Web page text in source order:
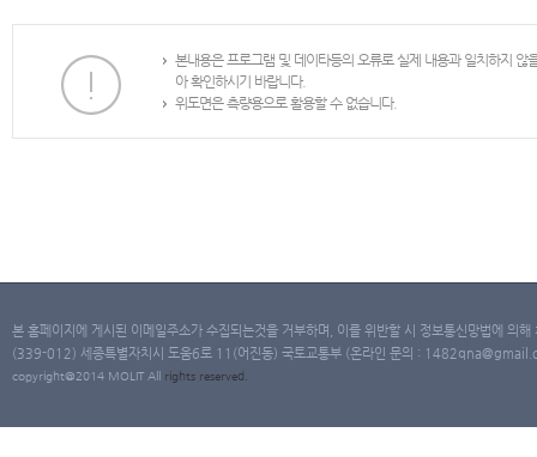
본내용은 프로그램 및 데이타등의 오류로 실제 내용과 일치하지
아 확인하시기 바랍니다.
위도면은 측량용으로 활용할 수 없습니다.
본 홈페이지에 게시된 이메일주소가 수집되는것을 거부하며, 이를 위반할 시 정보통신망법에 의
(339-012) 세종특별자치시 도움6로 11(어진동) 국토교통부 (온라인 문의 :
copyright@2014 MOLIT All rights reserved.